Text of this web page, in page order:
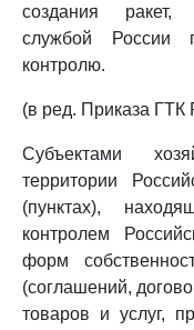
создания ракет,
службой России
контролю.
(в ред. Приказа ГТК
Субъектами
территории
(пунктах),
контролем
форм
(соглашений,
товаров и услуг,